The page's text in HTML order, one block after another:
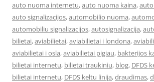
auto nuoma internetu,auto nuoma kaina,
auto signalizacijos,automobilio nuoma,
automobiliu signalizacijos,autosignalizacija,
bilietai,aviabilietai,aviabilietai i londona,
aviabilietai i osla,aviabilietai pigiau, bakterijos
bilietai internetu, bilietai traukiniu, blog, DFDS
bilietai internetu, DFDS keltu linija,draudimas,